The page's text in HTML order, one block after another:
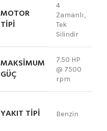
MOTOR
TIPI
4
Zamanlı,
Tek
Silindir
MAKSIMUM
GÜÇ
7.50 HP
@ 7500
rpm
YAKIT TIPI Benzin